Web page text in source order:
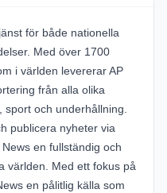
för både nationella
Med över 1700
i världen levererar AP
från alla olika
sport och underhållning.
publicera nyheter via
en fullständig och
världen. Med ett fokus på
en pålitlig källa som